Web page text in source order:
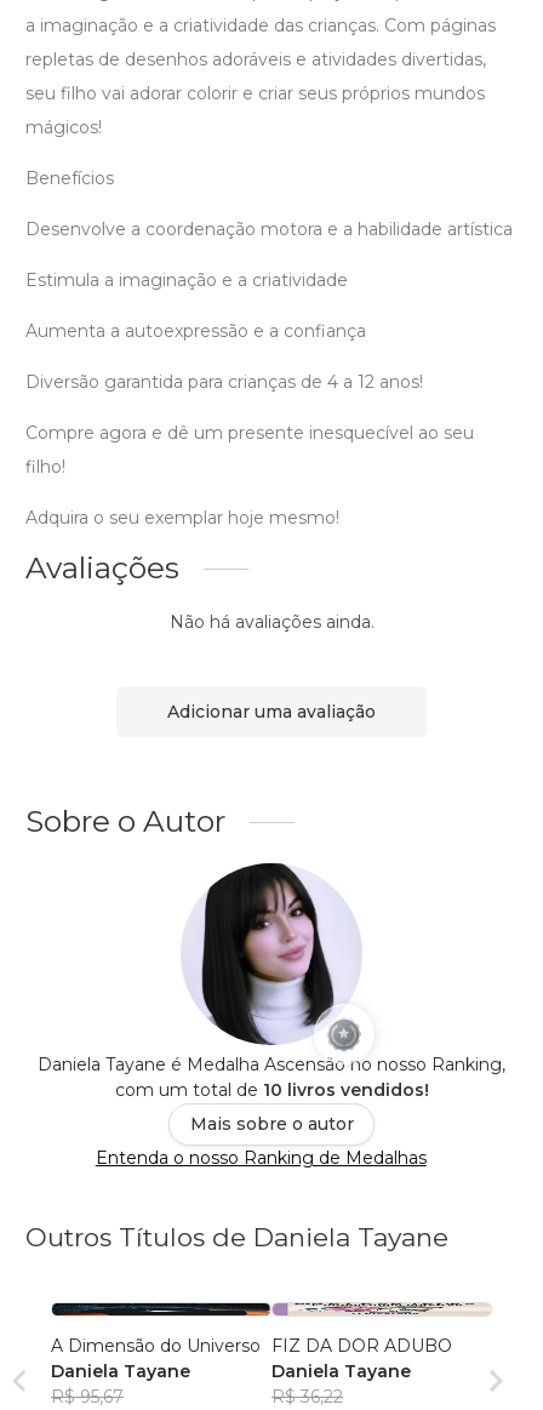
a imaginação e a criatividade das crianças. Com páginas
repletas de desenhos adoráveis e atividades divertidas,
seu filho vai adorar colorir e criar seus próprios mundos
mágicos!
Benefícios
Desenvolve a coordenação motora e a habilidade artística
Estimula a imaginação e a criatividade
Aumenta a autoexpressão e a confiança
Diversão garantida para crianças de 4 a 12 anos!
Compre agora e dê um presente inesquecível ao seu
filho!
Adquira o seu exemplar hoje mesmo!
Avaliações
Não há avaliações ainda.
Adicionar uma avaliação
Sobre o Autor
Daniela Tayane é Medalha Ascensão no nosso Ranking,
com um total de 10 livros vendidos!
Mais sobre o autor
Entenda o nosso Ranking de Medalhas
Outros Títulos de Daniela Tayane
A Dimensão do Universo
Daniela Tayane
R$ 95,67
FIZ DA DOR ADUBO
Daniela Tayane
R$ 36,22